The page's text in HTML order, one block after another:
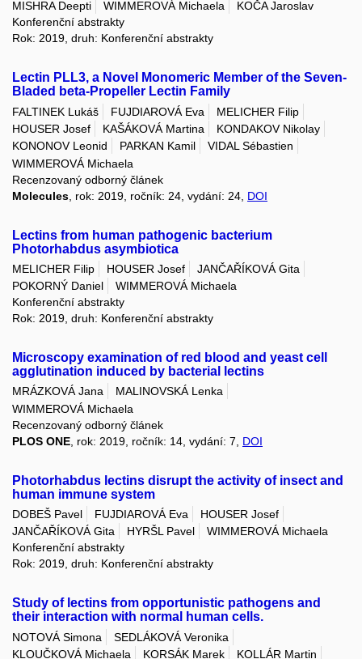
MISHRA Deepti WIMMEROVÁ Michaela
KOČA Jaroslav
Konferenční abstrakty
Rok: 2019, druh: Konferenční abstrakty
Lectin PLL3, a Novel Monomeric Member of the Seven-
Bladed beta-Propeller Lectin Family
FALTINEK Lukáš FUJDIAROVÁ Eva
MELICHER Filip
HOUSER Josef
KAŠÁKOVÁ Martina
KONDAKOV Nikolay
KONONOV Leonid
PARKAN Kamil
VIDAL Sébastien
WIMMEROVÁ Michaela
Recenzovaný odborný článek
Molecules , rok: 2019, ročník: 24, vydání: 24, DOI
Lectins from human pathogenic bacterium
Photorhabdus asymbiotica
MELICHER Filip HOUSER Josef
JANČAŘÍKOVÁ Gita
POKORNÝ Daniel
WIMMEROVÁ Michaela
Konferenční abstrakty
Rok: 2019, druh: Konferenční abstrakty
Microscopy examination of red blood and yeast cell
agglutination induced by bacterial lectins
MRÁZKOVÁ Jana
MALINOVSKÁ Lenka
WIMMEROVÁ Michaela
Recenzovaný odborný článek
PLOS ONE , rok: 2019, ročník: 14, vydání: 7, DOI
Photorhabdus lectins disrupt the activity of insect and
human immune system
DOBEŠ Pavel FUJDIAROVÁ Eva
HOUSER Josef
JANČAŘÍKOVÁ Gita
HYRŠL Pavel
WIMMEROVÁ Michaela
Konferenční abstrakty
Rok: 2019, druh: Konferenční abstrakty
Study of lectins from opportunistic pathogens and
their interaction with normal human cells.
NOTOVÁ Simona
SEDLÁKOVÁ Veronika
KLOUČKOVÁ Michaela
KORSÁK Marek
KOLLÁR Martin